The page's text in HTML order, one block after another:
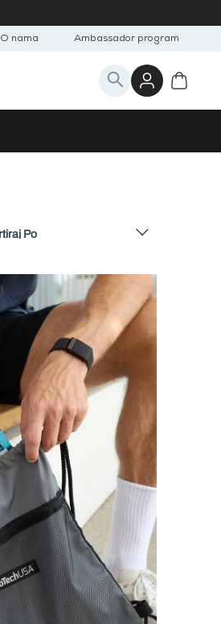
O nama Ambassador program